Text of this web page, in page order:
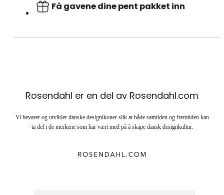
Få gavene dine pent pakket inn
Rosendahl er en del av Rosendahl.com
Vi bevarer og utvikler danske designikoner slik at både samtiden og fremtiden kan
ta del i de merkene som har vært med på å skape dansk designkultur.